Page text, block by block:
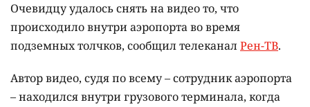
Очевидцу удалось снять на видео то, что
происходило внутри аэропорта во время
подземных толчков, сообщил телеканалРен-ТВ.
Автор видео, судя по всему – сотрудник аэропорта
– находился внутри грузового терминала, когда